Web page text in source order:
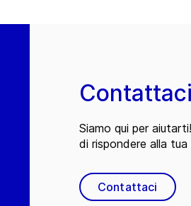
Contattaci
Siamo qui per
di rispondere alla tua
Contattaci